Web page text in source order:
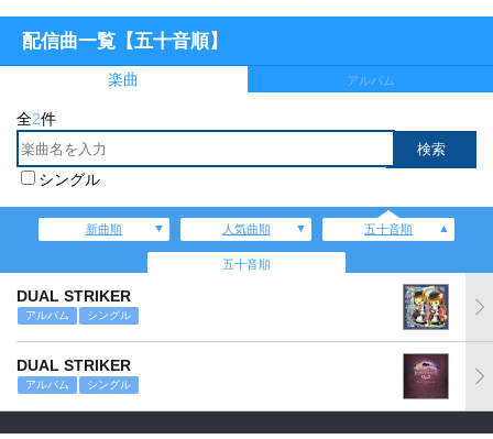
配信曲一覧【五十音順】
楽曲 アルバム
全2件
シングル
新曲順 人気曲順 五十音順
五十音順
DUAL STRIKER
アルバム シングル
DUAL STRIKER
アルバム シングル